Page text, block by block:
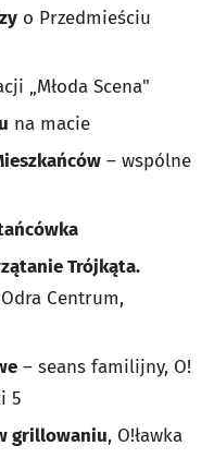
o Przedmieściu
„Młoda Scena"
na macie
– wspólne
Trójkąta.
Odra Centrum,
– seans familijny, O!
5
grillowaniu, O!ławka